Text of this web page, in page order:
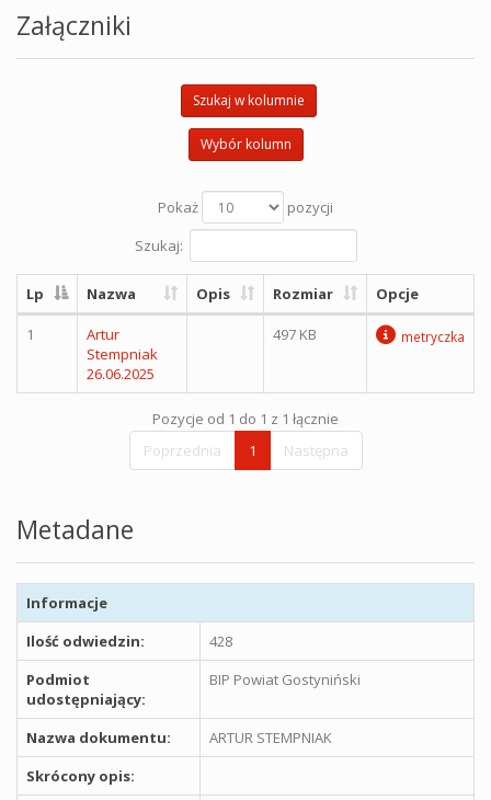
Załączniki
Szukaj w kolumnie
Wybór kolumn
Pokaż
pozycji
Szukaj:
Lp Nazwa Opis Rozmiar Opcje
1
Artur
Stempniak
26.06.2025
497 KB metryczka
Pozycje od 1 do 1 z 1 łącznie
Poprzednia
1 Następna
Metadane
Informacje
Ilość odwiedzin:
428
Podmiot
udostępniający:
BIP Powiat Gostyniński
Nazwa dokumentu:
ARTUR STEMPNIAK
Skrócony opis: